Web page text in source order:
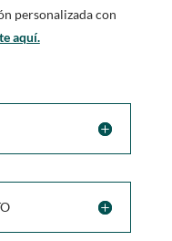
personalizada con
aquí.